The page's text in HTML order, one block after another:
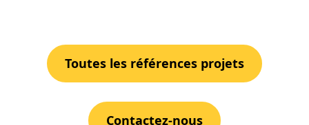
Toutes les références projets
Contactez-nous